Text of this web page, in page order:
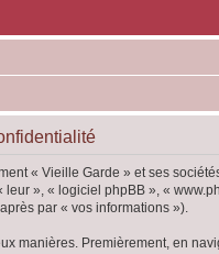
« Vieille Garde » et ses
», « logiciel phpBB », «
par « vos informations »).
manières. Premièrement, en